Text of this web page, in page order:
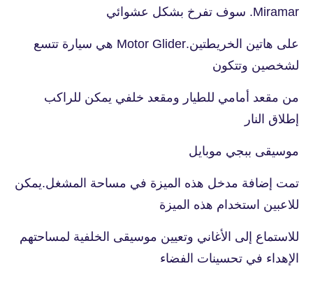
Miramar. سوف تفرخ بشكل عشوائي
على هاتين الخريطتين.Motor Glider هي سيارة تتسع
لشخصين وتتكون
من مقعد أمامي للطيار ومقعد خلفي يمكن للراكب
إطلاق النار
موسيقى ببجي موبايل
تمت إضافة مدخل هذه الميزة في مساحة المشغل.يمكن
للاعبين استخدام هذه الميزة
للاستماع إلى الأغاني وتعيين موسيقى الخلفية لمساحتهم
الإهداء في تحسينات الفضاء